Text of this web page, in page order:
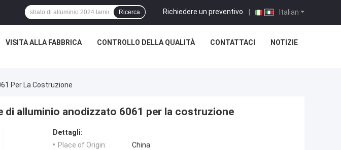
Italian
Richiedere un preventivo |
Ricerca
VISITA ALLA FABBRICA CONTROLLO DELLA QUALITÀ CONTATTACI NOTIZIE
Per La Costruzione
di alluminio anodizzato 6061 per la costruzione
Dettagli:
Place of Origin:
China